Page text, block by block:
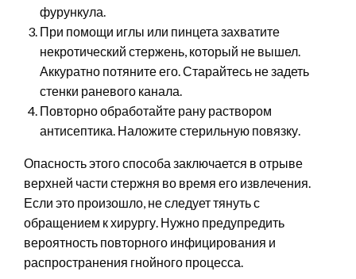
фурункула.
При помощи иглы или пинцета захватите
некротический стержень, который не вышел.
Аккуратно потяните его. Старайтесь не задеть
стенки раневого канала.
Повторно обработайте рану раствором
антисептика. Наложите стерильную повязку.
Опасность этого способа заключается в отрыве
верхней части стержня во время его извлечения.
Если это произошло, не следует тянуть с
обращением к хирургу. Нужно предупредить
вероятность повторного инфицирования и
распространения гнойного процесса.